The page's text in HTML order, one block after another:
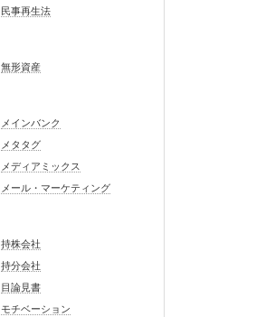
民事再生法
無形資産
メインバンク
メタタグ
メディアミックス
メール・マーケティング
持株会社
持分会社
目論見書
モチベーション